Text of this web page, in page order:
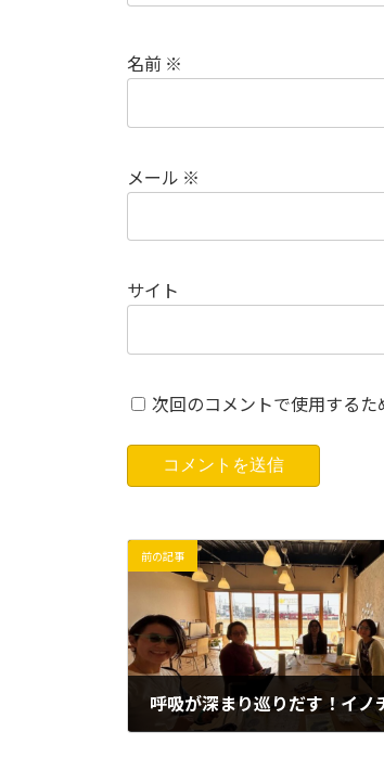
名前 ※
メール ※
サイト
次回のコメントで使用するた
前の記事